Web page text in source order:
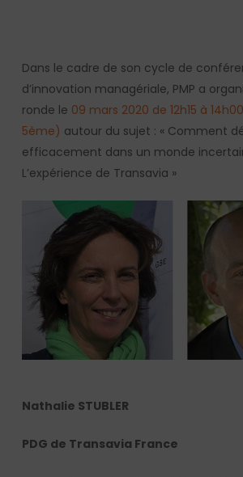
Dans le cadre de son cycle de
d’innovation managériale, PMP a
ronde le 09 mars 2020 de 12h15 à
5ème) autour du sujet : « Comment
efficacement dans un monde
L’expérience de Transavia »
Nathalie STUBLER
PDG de Transavia France